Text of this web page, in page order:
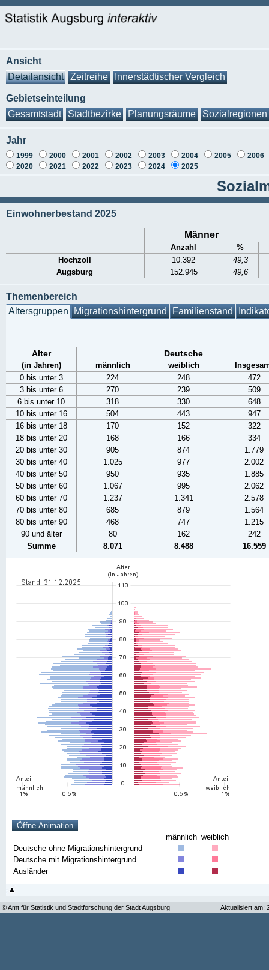
Ansicht
Detailansicht
Zeitreihe Innerstädtischer Vergleich
Gebietseinteilung
Gesamtstadt
Stadtbezirke Planungsräume Sozialregionen
Jahr
1999 2000 2001 2002 2003 2004 2005
2006
2020
2021 2022 2023 2024 2025
Einwohnerbestand 2025
Männer
Anzahl
%
Hochzoll
10.392
49,3
Augsburg
152.945 49,6
Themenbereich
Altersgruppen Migrationshintergrund Familienstand
Alter Deutsche
(in Jahren) männlich weiblich
0 bis unter 3
224 248
472
3 bis unter 6
270 239
509
6 bis unter 10
318 330
648
10 bis unter 16
504 443
947
16 bis unter 18
170 152
322
18 bis unter 20
168 166
334
20 bis unter 30
905 874
1.779
30 bis unter 40
1.025 977
2.002
40 bis unter 50
950 935
1.885
50 bis unter 60
1.067 995
2.062
60 bis unter 70
1.237 1.341
2.578
70 bis unter 80
685 879
1.564
80 bis unter 90
468 747
1.215
90 und älter
80 162
242
Summe
8.071 8.488 16.559
männlich weiblich
Deutsche ohne Migrationshintergrund
Deutsche mit Migrationshintergrund
Ausländer
© Amt für Statistik und Stadtforschung der Stadt Augsburg Aktualisiert am: